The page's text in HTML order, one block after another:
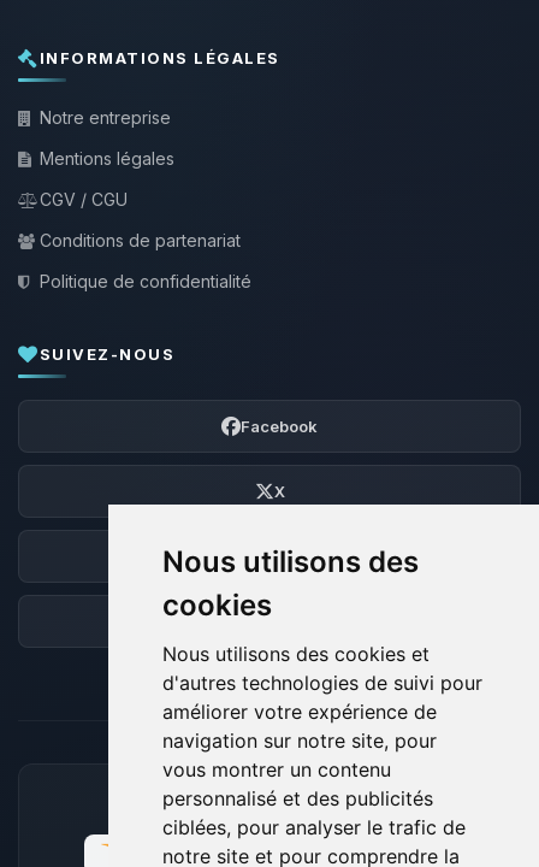
Nous utilisons des
cookies
Nous utilisons des cookies et
d'autres technologies de suivi pour
améliorer votre expérience de
navigation sur notre site, pour
vous montrer un contenu
personnalisé et des publicités
ciblées, pour analyser le trafic de
notre site et pour comprendre la
INFORMATIONS LÉGALES
Notre entreprise
Mentions légales
CGV / CGU
Conditions de partenariat
Politique de confidentialité
SUIVEZ-NOUS
Facebook
X
Discord
Forum
MOYENS DE PAIEMENT ACCEPTÉS